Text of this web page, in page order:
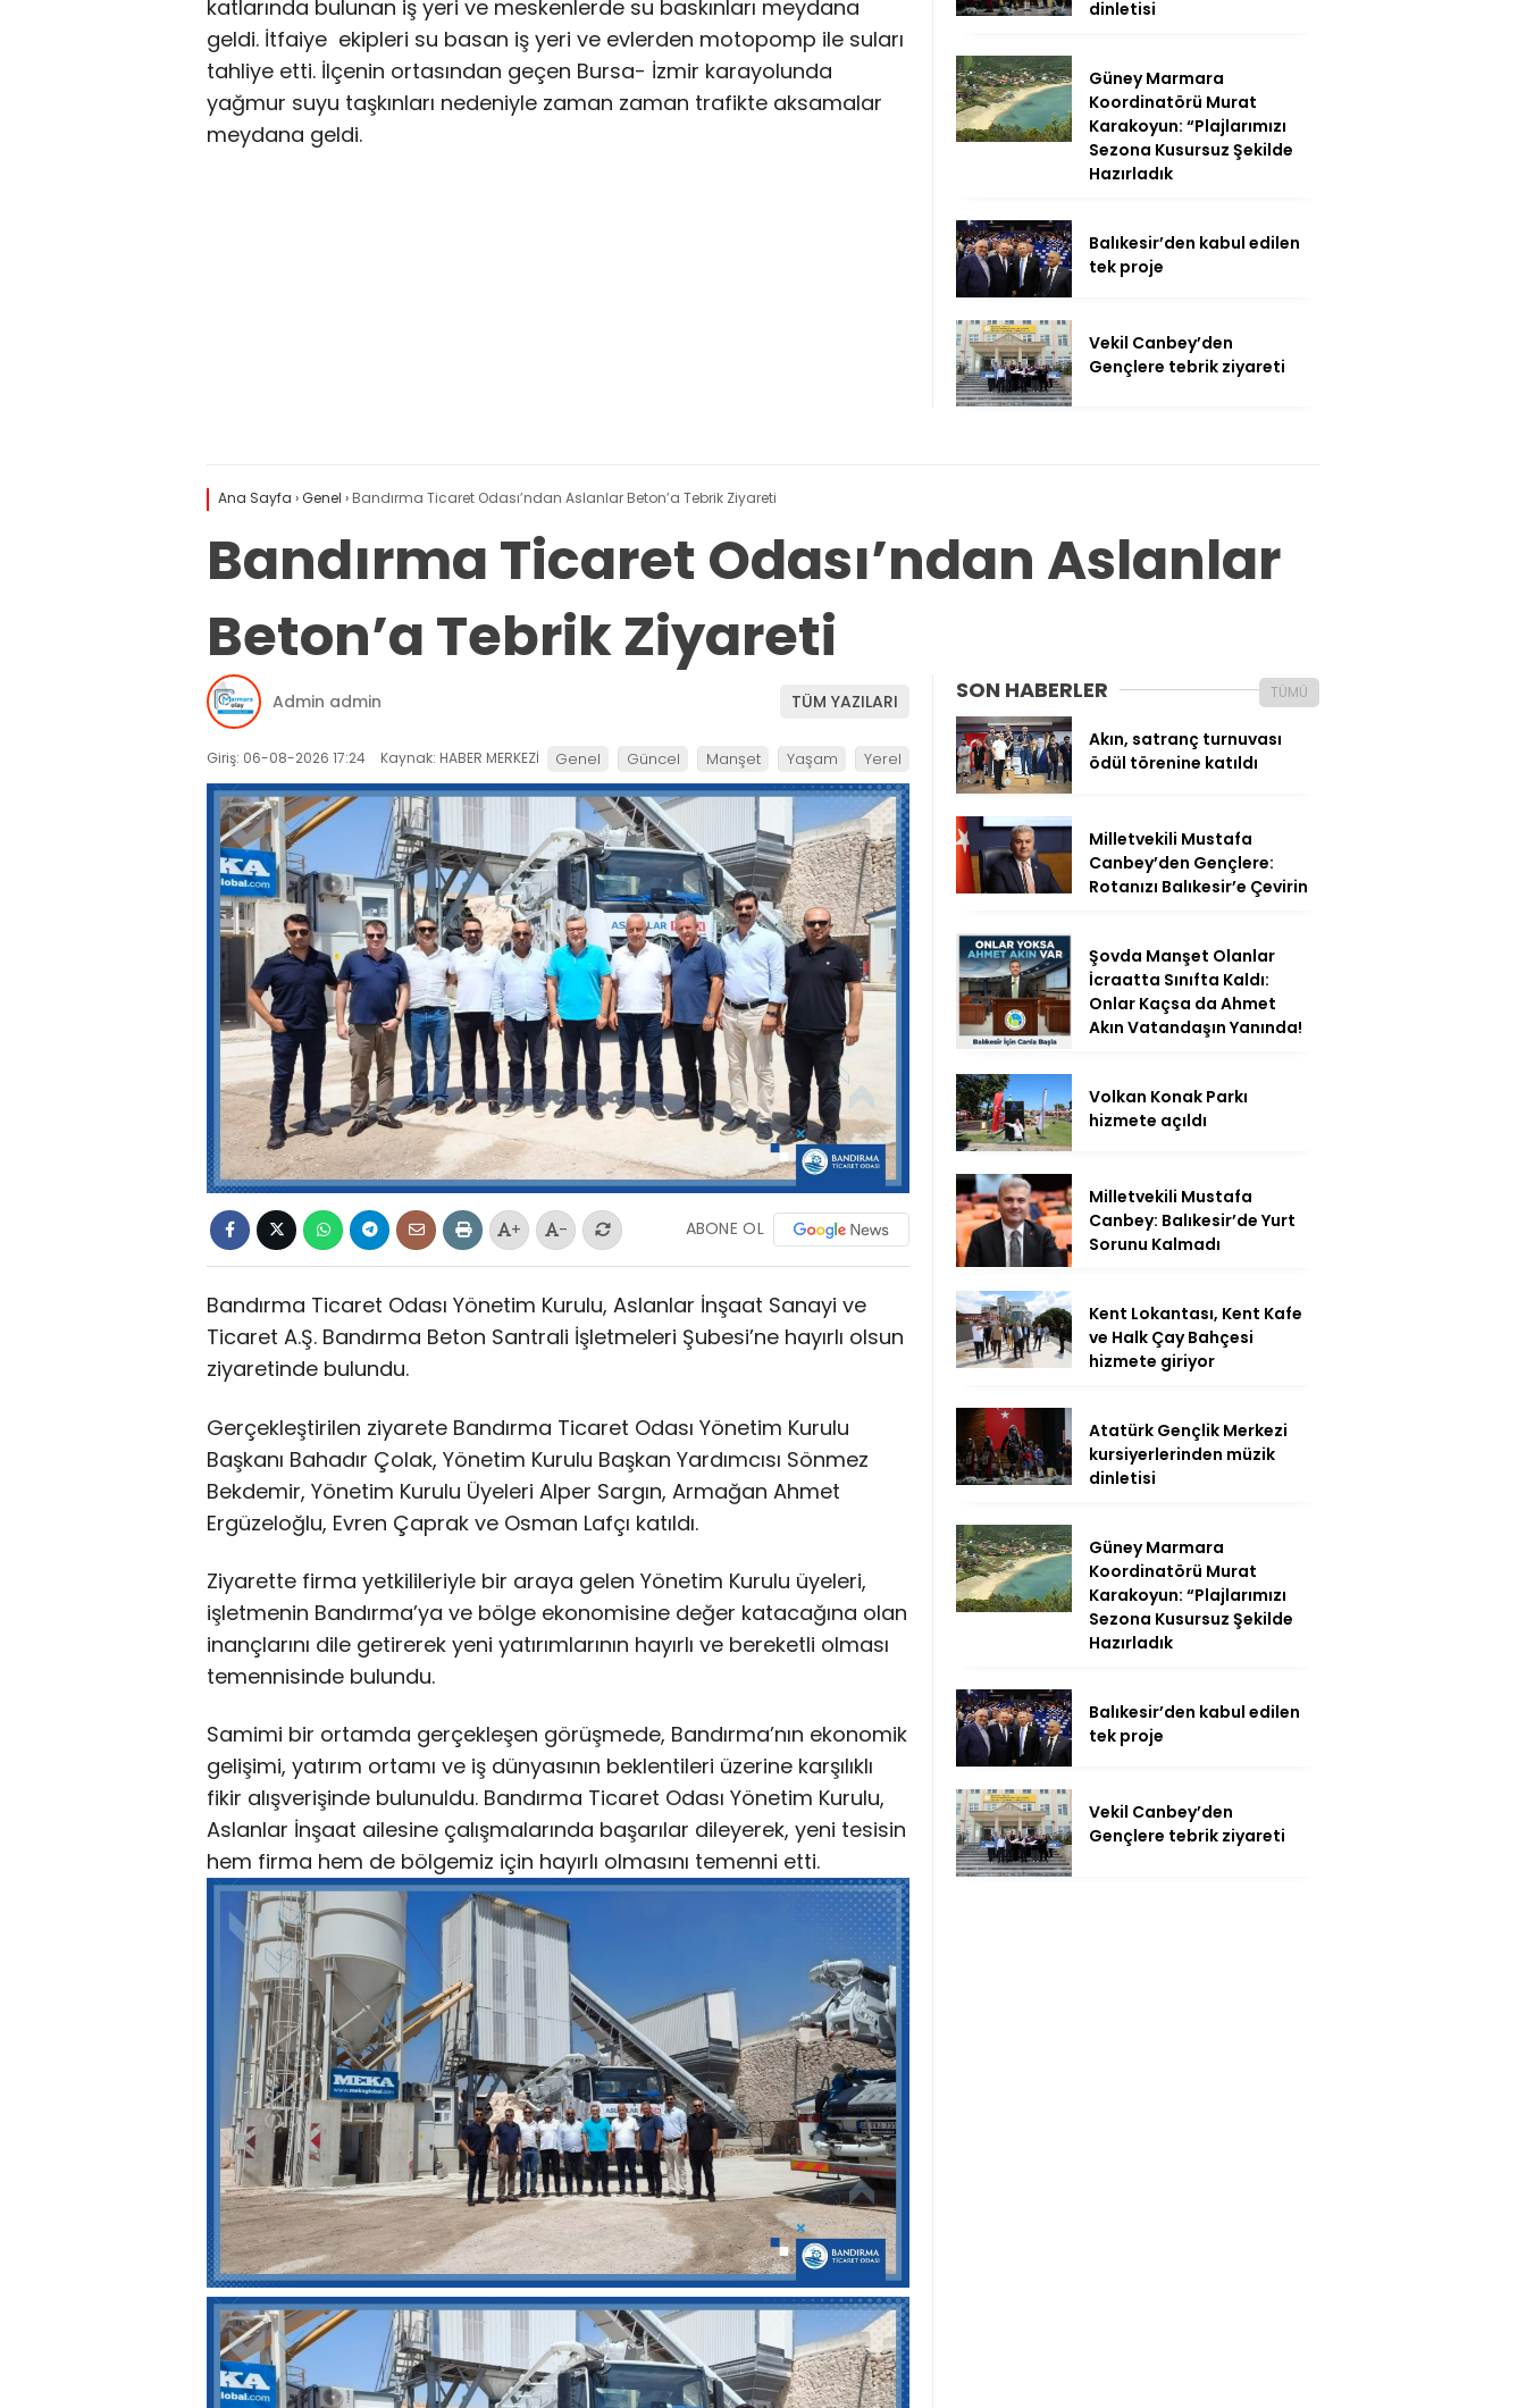
katlarında bulunan iş yeri ve meskenlerde su baskınları meydana
geldi. İtfaiye ekipleri su basan iş yeri ve evlerden motopomp ile suları
tahliye etti. İlçenin ortasından geçen Bursa- İzmir karayolunda
yağmur suyu taşkınları nedeniyle zaman zaman trafikte aksamalar
meydana geldi.
dinletisi
Güney Marmara
Koordinatörü Murat
Karakoyun: “Plajlarımızı
Sezona Kusursuz Şekilde
Hazırladık
Balıkesir’den kabul edilen
tek proje
Vekil Canbey’den
Gençlere tebrik ziyareti
Ana Sayfa ›Genel › Bandırma Ticaret Odası’ndan Aslanlar Beton’a Tebrik Ziyareti
Bandırma Ticaret Odası’ndan Aslanlar
Beton’a Tebrik Ziyareti
Admin admin TÜM YAZILARI
Giriş: 06-08-2026 17:24 Kaynak: HABER MERKEZİ Genel Güncel Manşet Yaşam Yerel
+ - ABONE OL
Bandırma Ticaret Odası Yönetim Kurulu, Aslanlar İnşaat Sanayi ve
Ticaret A.Ş. Bandırma Beton Santrali İşletmeleri Şubesi’ne hayırlı olsun
ziyaretinde bulundu.
Gerçekleştirilen ziyarete Bandırma Ticaret Odası Yönetim Kurulu
Başkanı Bahadır Çolak, Yönetim Kurulu Başkan Yardımcısı Sönmez
Bekdemir, Yönetim Kurulu Üyeleri Alper Sargın, Armağan Ahmet
Ergüzeloğlu, Evren Çaprak ve Osman Lafçı katıldı.
Ziyarette firma yetkilileriyle bir araya gelen Yönetim Kurulu üyeleri,
işletmenin Bandırma’ya ve bölge ekonomisine değer katacağına olan
inançlarını dile getirerek yeni yatırımlarının hayırlı ve bereketli olması
temennisinde bulundu.
Samimi bir ortamda gerçekleşen görüşmede, Bandırma’nın ekonomik
gelişimi, yatırım ortamı ve iş dünyasının beklentileri üzerine karşılıklı
fikir alışverişinde bulunuldu. Bandırma Ticaret Odası Yönetim Kurulu,
Aslanlar İnşaat ailesine çalışmalarında başarılar dileyerek, yeni tesisin
hem firma hem de bölgemiz için hayırlı olmasını temenni etti.
SON HABERLER TÜMÜ
Akın, satranç turnuvası
ödül törenine katıldı
Milletvekili Mustafa
Canbey’den Gençlere:
Rotanızı Balıkesir’e Çevirin
Şovda Manşet Olanlar
İcraatta Sınıfta Kaldı:
Onlar Kaçsa da Ahmet
Akın Vatandaşın Yanında!
Volkan Konak Parkı
hizmete açıldı
Milletvekili Mustafa
Canbey: Balıkesir’de Yurt
Sorunu Kalmadı
Kent Lokantası, Kent Kafe
ve Halk Çay Bahçesi
hizmete giriyor
Atatürk Gençlik Merkezi
kursiyerlerinden müzik
dinletisi
Güney Marmara
Koordinatörü Murat
Karakoyun: “Plajlarımızı
Sezona Kusursuz Şekilde
Hazırladık
Balıkesir’den kabul edilen
tek proje
Vekil Canbey’den
Gençlere tebrik ziyareti